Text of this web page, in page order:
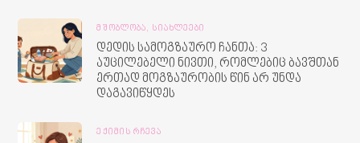
ᲛᲨᲝᲑᲚᲝᲑᲐ, ᲡᲘᲐᲮᲚᲔᲔᲑᲘ
დედის სამოგზაურო ჩანთა: 3
აუცილებელი ნივთი, რომლებიც ბავშთან
ერთად მოგზაურობის წინ არ უნდა
დაგავიწყდეს
ᲔᲥᲘᲛᲘᲡ ᲠᲩᲔᲕᲐ